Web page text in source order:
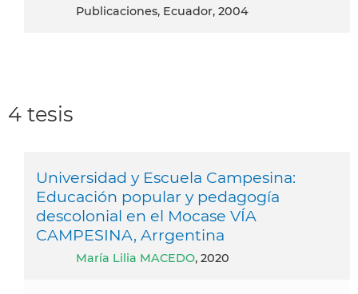
Publicaciones, Ecuador, 2004
4 tesis
Universidad y Escuela Campesina:
Educación popular y pedagogía
descolonial en el Mocase VÍA
CAMPESINA, Arrgentina
María Lilia MACEDO, 2020